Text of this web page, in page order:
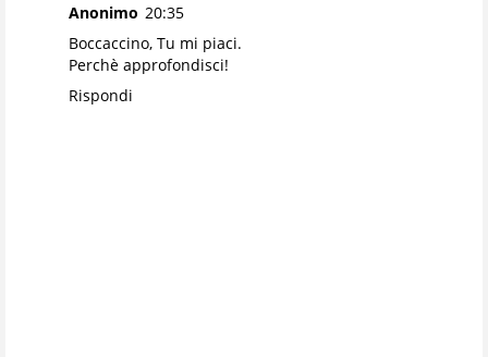
Anonimo 20:35
Boccaccino, Tu mi piaci.
Perchè approfondisci!
Rispondi